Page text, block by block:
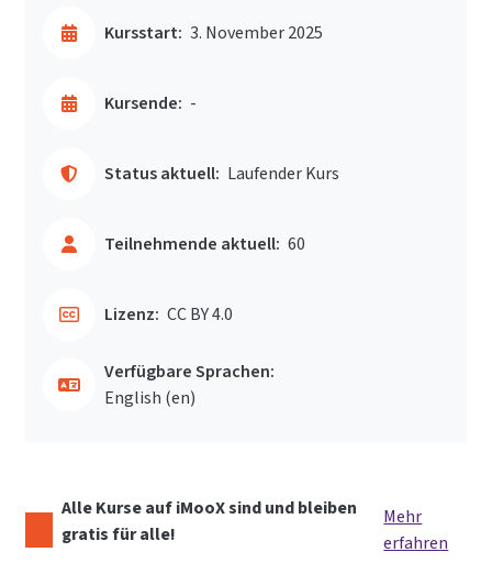
Kursstart: 3. November 2025
Kursende: -
Status aktuell: Laufender Kurs
Teilnehmende aktuell: 60
Lizenz: CC BY 4.0
Verfügbare Sprachen:
English ‎(en)‎
Alle Kurse auf iMooX sind und bleiben
gratis für alle!
Mehr
erfahren